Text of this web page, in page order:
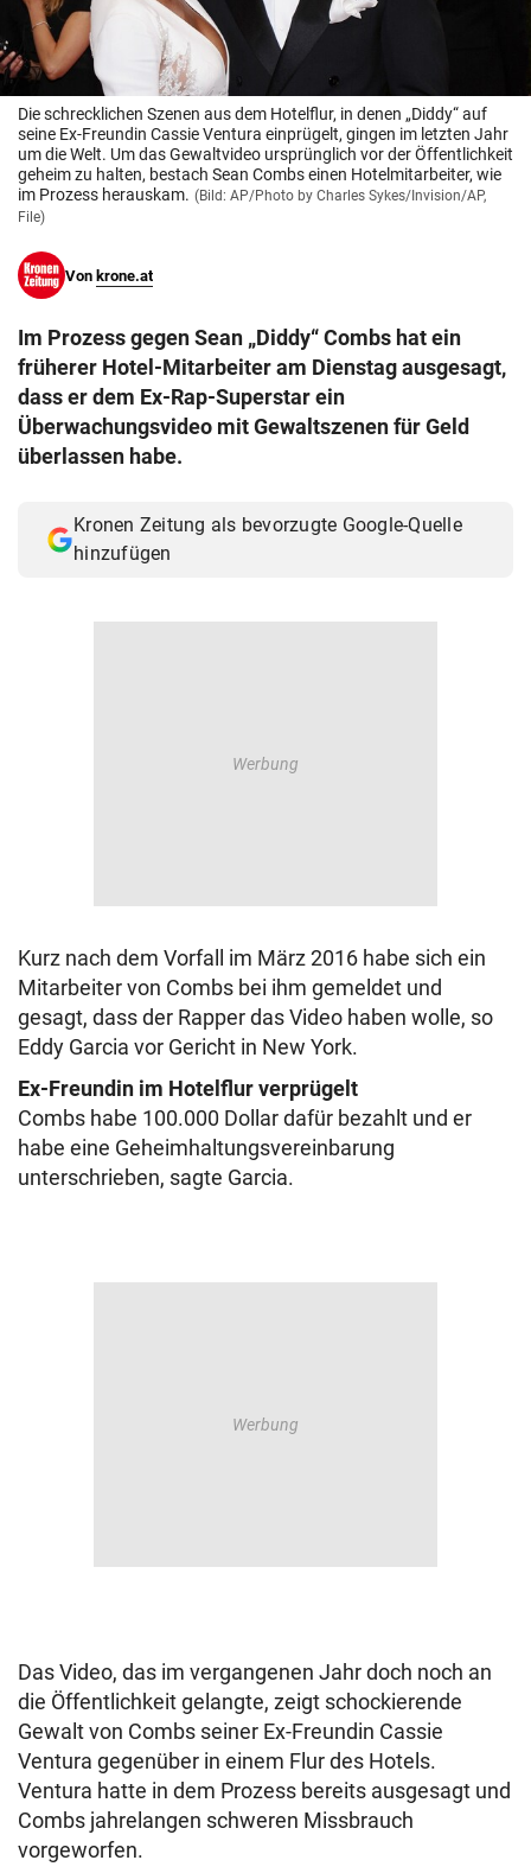
© Krone Multimedia GmbH & Co KG 2026
Muthgasse 2, 1190 Wien
Die schrecklichen Szenen aus dem Hotelflur, in denen „Diddy“ auf
seine Ex-Freundin Cassie Ventura einprügelt, gingen im letzten Jahr
um die Welt. Um das Gewaltvideo ursprünglich vor der Öffentlichkeit
geheim zu halten, bestach Sean Combs einen Hotelmitarbeiter, wie
im Prozess herauskam. (Bild: AP/Photo by Charles Sykes/Invision/AP,
File)
Von krone.at
Im Prozess gegen Sean „Diddy“ Combs hat ein
früherer Hotel-Mitarbeiter am Dienstag ausgesagt,
dass er dem Ex-Rap-Superstar ein
Überwachungsvideo mit Gewaltszenen für Geld
überlassen habe.
Kronen Zeitung als bevorzugte Google-Quelle
hinzufügen
Kurz nach dem Vorfall im März 2016 habe sich ein
Mitarbeiter von Combs bei ihm gemeldet und
gesagt, dass der Rapper das Video haben wolle, so
Eddy Garcia vor Gericht in New York.
Ex-Freundin im Hotelflur verprügelt
Combs habe 100.000 Dollar dafür bezahlt und er
habe eine Geheimhaltungsvereinbarung
unterschrieben, sagte Garcia.
Das Video, das im vergangenen Jahr doch noch an
die Öffentlichkeit gelangte, zeigt schockierende
Gewalt von Combs seiner Ex-Freundin Cassie
Ventura gegenüber in einem Flur des Hotels.
Ventura hatte in dem Prozess bereits ausgesagt und
Combs jahrelangen schweren Missbrauch
vorgeworfen.